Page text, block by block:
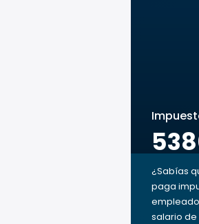
¿Sabías
paga
salario de